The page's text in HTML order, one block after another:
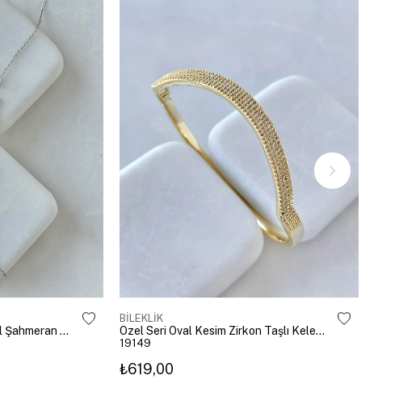
Altın Kaplama Emoji Model Şahmeran Gümüş
BİLEKLİK
Özel Seri Oval Kesim Zirkon Taşlı Kelepçe Gold
19149
₺619,00